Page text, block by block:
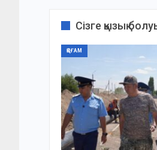
Сізге қызық
ҚОҒАМ